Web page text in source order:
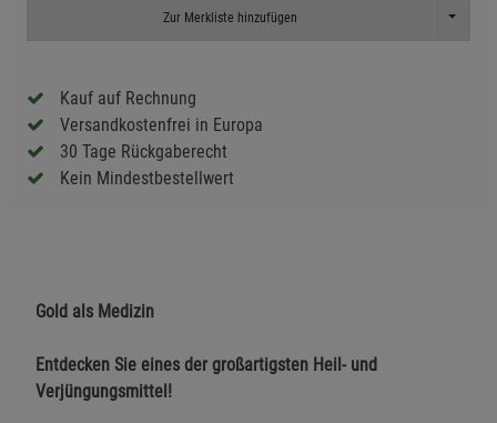
Zur Merkliste hinzufügen Toggle
Kauf auf Rechnung
Versandkostenfrei in Europa
30 Tage Rückgaberecht
Kein Mindestbestellwert
Gold als Medizin
Entdecken Sie eines der großartigsten Heil- und
Verjüngungsmittel!